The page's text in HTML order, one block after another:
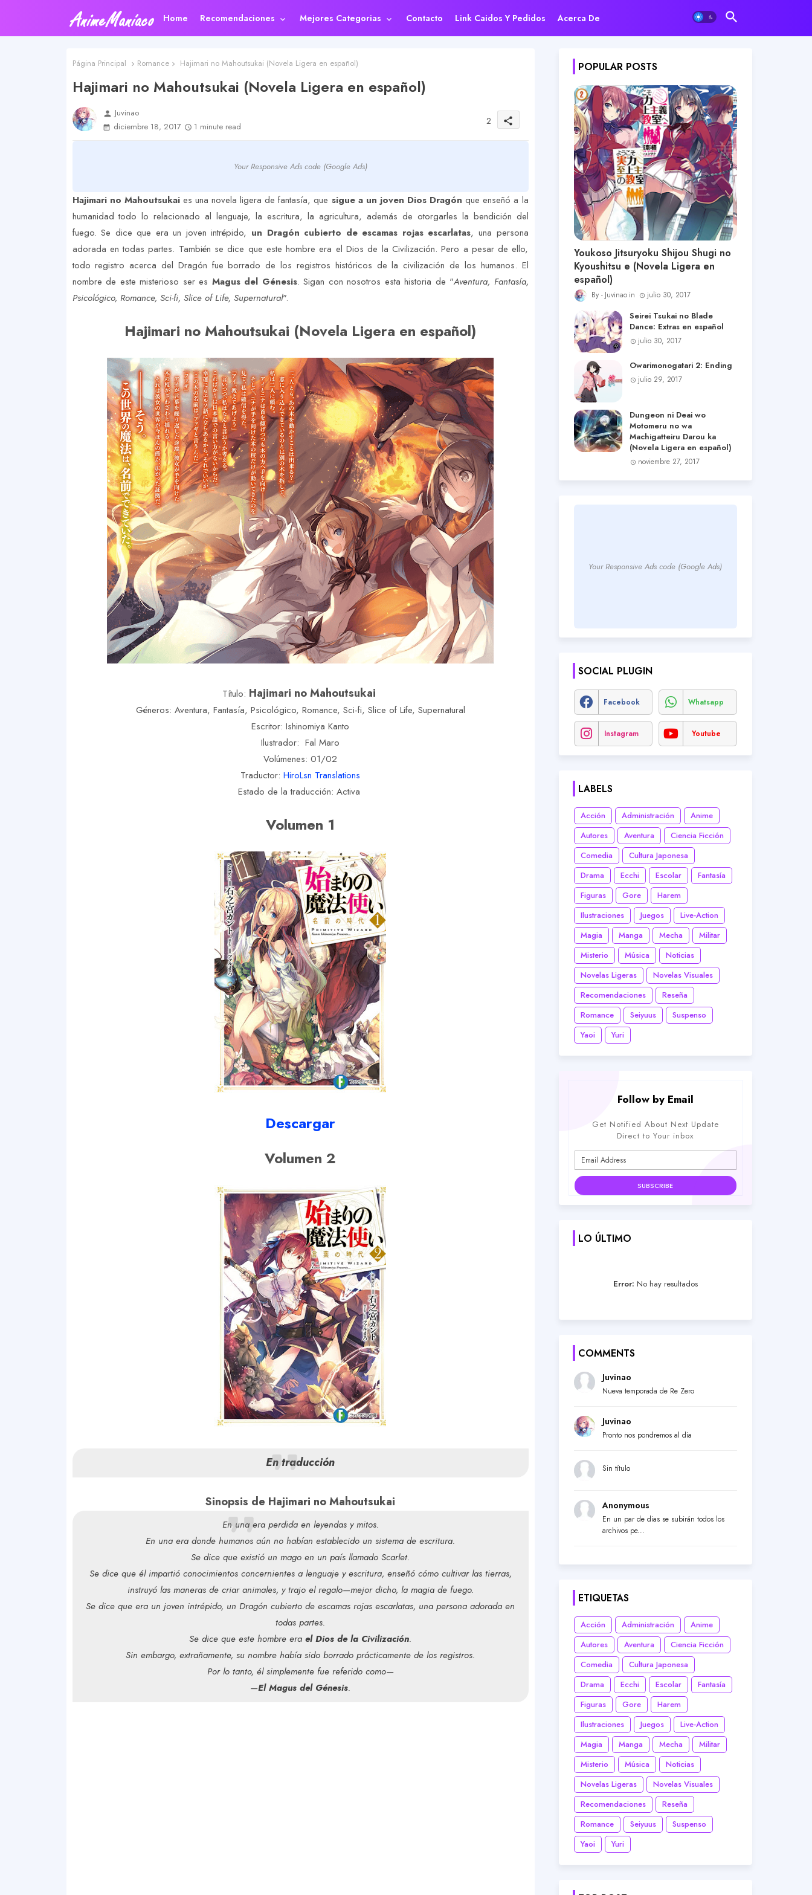
Home Recomendaciones Mejores Categorias Contacto Link Caidos Y Pedidos Acerca De
Página Principal Romance Hajimari no Mahoutsukai (Novela Ligera en español)
Hajimari no Mahoutsukai (Novela Ligera en español)
person Juvinao
diciembre 18, 2017
1 minute read 2 share
Your Responsive Ads code (Google Ads)
Hajimari no Mahoutsukaies una novela ligera de fantasía, que sigue a un joven Dios Dragónque enseñó a la
humanidad todo lo relacionado al lenguaje, la escritura, la agricultura, además de otorgarles la bendición del
fuego. Se dice que era un joven intrépido, un Dragón cubierto de escamas rojas escarlatas, una persona
adorada en todas partes. También se dice que este hombre era el Dios de la Civilización. Pero a pesar de ello,
todo registro acerca del Dragón fue borrado de los registros históricos de la civilización de los humanos. El
nombre de este misterioso ser es Magus del Génesis. Sigan con nosotros esta historia de "Aventura, Fantasía,
Psicológico, Romance, Sci-fi, Slice of Life, Supernatural".
Hajimari no Mahoutsukai (Novela Ligera en español)
Título: Hajimari no Mahoutsukai
Géneros: Aventura, Fantasía, Psicológico, Romance, Sci-fi, Slice of Life, Supernatural
Escritor: Ishinomiya Kanto
Ilustrador: Fal Maro
Volúmenes: 01/02
Traductor: HiroLsn Translations
Estado de la traducción: Activa
Volumen 1
Descargar
Volumen 2
En traducción
Sinopsis de Hajimari no Mahoutsukai
En una era perdida en leyendas y mitos.
En una era donde humanos aún no habían establecido un sistema de escritura.
Se dice que existió un mago en un país llamado Scarlet.
Se dice que él impartió conocimientos concernientes a lenguaje y escritura, enseñó cómo cultivar las tierras,
instruyó las maneras de criar animales, y trajo el regalo—mejor dicho, la magia de fuego.
Se dice que era un joven intrépido, un Dragón cubierto de escamas rojas escarlatas, una persona adorada en
todas partes.
Se dice que este hombre era el Dios de la Civilización.
Sin embargo, extrañamente, su nombre había sido borrado prácticamente de los registros.
Por lo tanto, él simplemente fue referido como—
—El Magus del Génesis.
POPULAR POSTS
Youkoso Jitsuryoku Shijou Shugi no
Kyoushitsu e (Novela Ligera en
español)
Juvinao julio 30, 2017
Seirei Tsukai no Blade
Dance: Extras en español
julio 30, 2017
Owarimonogatari 2: Ending
julio 29, 2017
Dungeon ni Deai wo
Motomeru no wa
Machigatteiru Darou ka
(Novela Ligera en español)
noviembre 27, 2017
Your Responsive Ads code (Google Ads)
SOCIAL PLUGIN
Facebook Whatsapp
Instagram Youtube
LABELS
Acción Administración
Anime
Autores
Aventura
Ciencia Ficción
Comedia
Cultura Japonesa
Drama
Ecchi Escolar
Fantasía
Figuras
Gore
Harem
Ilustraciones
Juegos
Live-Action
Magia
Manga Mecha
Militar
Misterio
Música
Noticias
Novelas Ligeras
Novelas Visuales
Recomendaciones
Reseña
Romance
Seiyuus
Suspenso
Yaoi
Yuri
Follow by Email
Get Notified About Next Update
Direct to Your inbox
LO ÚLTIMO
Error: No hay resultados
COMMENTS
Juvinao
Nueva temporada de Re Zero
Juvinao
Pronto nos pondremos al dia
Sin título
Anonymous
En un par de dias se subirán todos los
archivos pe...
ETIQUETAS
Acción Administración
Anime
Autores
Aventura
Ciencia Ficción
Comedia
Cultura Japonesa
Drama
Ecchi Escolar
Fantasía
Figuras
Gore
Harem
Ilustraciones
Juegos
Live-Action
Magia
Manga Mecha
Militar
Misterio
Música
Noticias
Novelas Ligeras
Novelas Visuales
Recomendaciones
Reseña
Romance
Seiyuus
Suspenso
Yaoi
Yuri